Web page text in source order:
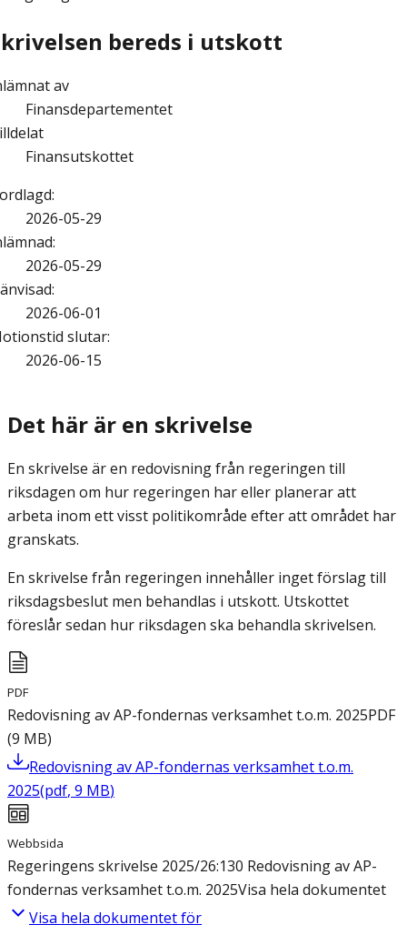
bereds i utskott
av
Finansdepartementet
Finansutskottet
:
2026-05-29
:
2026-05-29
:
2026-06-01
slutar:
2026-06-15
Det här är en skrivelse
En skrivelse är en redovisning från regeringen till
riksdagen om hur regeringen har eller planerar att
arbeta inom ett visst politikområde efter att området har
granskats.
En skrivelse från regeringen innehåller inget förslag till
riksdagsbeslut men behandlas i utskott. Utskottet
föreslår sedan hur riksdagen ska behandla skrivelsen.
PDF
Redovisning av AP-fondernas verksamhet t.o.m. 2025PDF
(9 MB)
Redovisning av AP-fondernas verksamhet t.o.m.
2025(pdf, 9 MB)
Webbsida
Regeringens skrivelse 2025/26:130 Redovisning av AP-
fondernas verksamhet t.o.m. 2025Visa hela dokumentet
Visa hela dokumentet för